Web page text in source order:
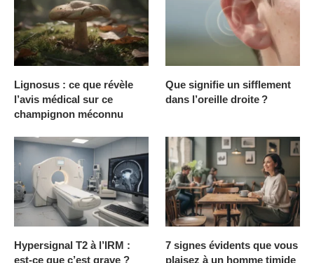
Lignosus : ce que révèle
l’avis médical sur ce
champignon méconnu
Que signifie un sifflement
dans l’oreille droite ?
Hypersignal T2 à l’IRM :
est-ce que c’est grave ?
7 signes évidents que vous
plaisez à un homme timide